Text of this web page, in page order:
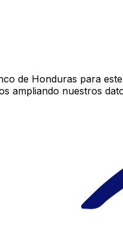
de Honduras para
ampliando nuestros